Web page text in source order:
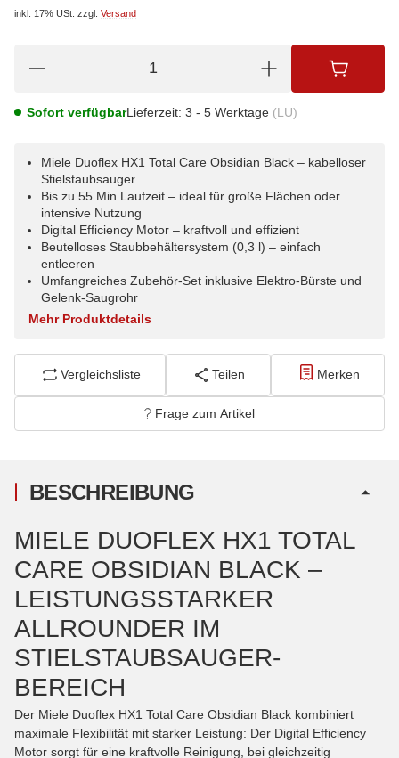
inkl. 17% USt. zzgl. Versand
Sofort verfügbarLieferzeit: 3 - 5 Werktage (LU)
Miele Duoflex HX1 Total Care Obsidian Black – kabelloser
Stielstaubsauger
Bis zu 55 Min Laufzeit – ideal für große Flächen oder
intensive Nutzung
Digital Efficiency Motor – kraftvoll und effizient
Beutelloses Staubbehältersystem (0,3 l) – einfach
entleeren
Umfangreiches Zubehör-Set inklusive Elektro-Bürste und
Gelenk-Saugrohr
Mehr Produktdetails
Vergleichsliste Teilen Merken
Frage zum Artikel
BESCHREIBUNG
MIELE DUOFLEX HX1 TOTAL
CARE OBSIDIAN BLACK –
LEISTUNGSSTARKER
ALLROUNDER IM
STIELSTAUBSAUGER-
BEREICH
Der Miele Duoflex HX1 Total Care Obsidian Black kombiniert
maximale Flexibilität mit starker Leistung: Der Digital Efficiency
Motor sorgt für eine kraftvolle Reinigung, bei gleichzeitig